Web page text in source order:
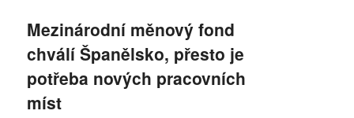
Mezinárodní měnový fond
chválí Španělsko, přesto je
potřeba nových pracovních
míst